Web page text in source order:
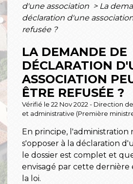
d'une association > La
déclaration d'une
refusée ?
LA DEMANDE DE
DÉCLARATION
ASSOCIATION
ÊTRE REFUSÉE ?
Vérifié le 22 Nov 2022 - Direction
et administrative (Première
En principe, l'administration
s'opposer à la déclaration
le dossier est complet et
envisagé par cette dernière
la loi.